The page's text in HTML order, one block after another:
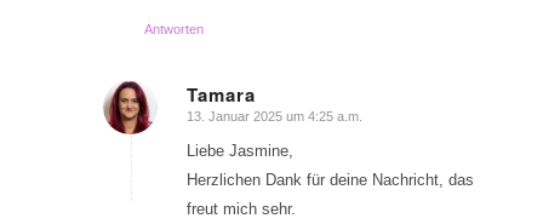
Antworten
Tamara
sagte:
13. Januar 2025 um 4:25 a.m.
Liebe Jasmine,
Herzlichen Dank für deine Nachricht, das
freut mich sehr.